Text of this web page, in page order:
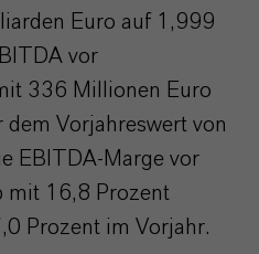
Euro auf 1,999
vor
336 Millionen Euro
Vorjahreswert von
EBITDA-Marge vor
mit 16,8 Prozent
Prozent im Vorjahr.